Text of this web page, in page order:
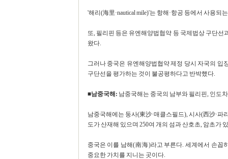
'해리(海里·nautical mile)'는 항해·항공 등에서 사용되
또, 필리핀 등은 유엔해양법협약 등 국제법상 구단
왔다.
그러나 중국은 유엔해양법협약 제정 당시 자국의 입
구단선을 평가하는 것이 불공평하다고 반박했다.
■남중국해: 남중국해는 중국의 남부와 필리핀, 인도
남중국해에는 둥사(東沙·매클스필드), 시사(西沙·파
도가 산재해 있으며 250여 개의 섬과 산호초, 암초가
중국은 이를 남해(南海)라고 부른다. 세계에서 손꼽
중요한 가치를 지니는 곳이다.